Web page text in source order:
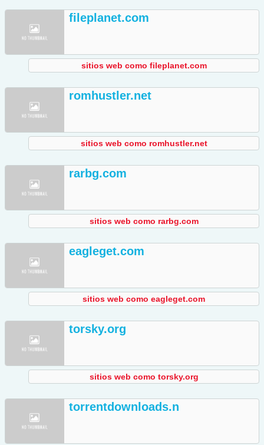
fileplanet.com
sitios web como fileplanet.com
romhustler.net
sitios web como romhustler.net
rarbg.com
sitios web como rarbg.com
eagleget.com
sitios web como eagleget.com
torsky.org
sitios web como torsky.org
torrentdownloads.n